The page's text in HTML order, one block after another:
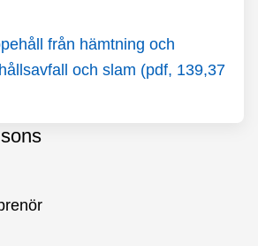
från hämtning och
och slam (pdf, 139,37